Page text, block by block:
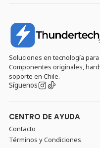
Soluciones en tecnología
Componentes originales,
soporte en Chile.
Síguenos
CENTRO DE AYUDA
Contacto
Términos y Condiciones